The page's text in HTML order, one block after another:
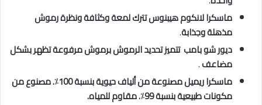
ماسكرا لانكوم هيبنوس تترك لمعة وكثافة ونظرة رموش
مذهلة وجذابة.
ديور شو بامب تتميز تحديد الرموش برموش مرفوعة تظهر بشكل
مضاعف.
ماسكرا ريميل مصنوعة من ألياف حيوية بنسبة 100٪. مصنوع من
مكونات طبيعية بنسبة 99٪. مقاوم للمياه.